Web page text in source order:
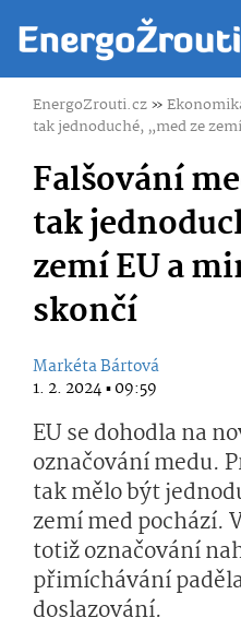
EnergoZrouti.cz»
tak jednoduché, „med ze
Falšování
tak
zemí EU a
skončí
Markéta Bártová
1. 2. 2024 ▪ 09:59
EU se dohodla na
označování medu.
tak mělo být
zemí med pochází.
totiž označování
přimíchávání
doslazování.